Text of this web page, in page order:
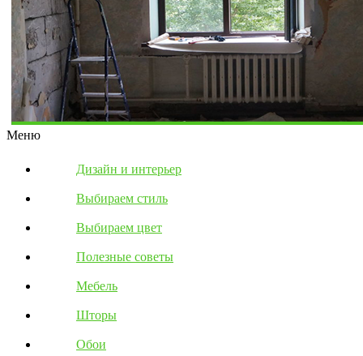
Меню
Дизайн и интерьер
Выбираем стиль
Выбираем цвет
Полезные советы
Мебель
Шторы
Обои